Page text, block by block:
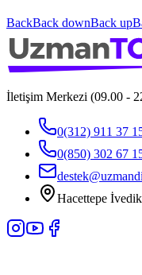
BackBack downBack up
İletişim Merkezi (09.00 -
0(312) 911 37
0(850) 302 67
Hacettepe